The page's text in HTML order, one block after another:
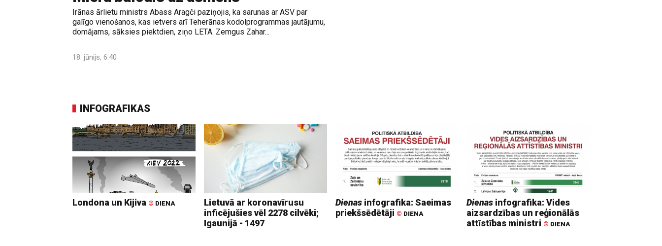
Irānas ārlietu ministrs Abass Aragči paziņojis, ka sarunas ar ASV par
galīgo vienošanos, kas ietvers arī Teherānas kodolprogrammas jautājumu,
domājams, sāksies piektdien, ziņo LETA. Zemgus Zahar...
18. jūnijs, 6:40
INFOGRAFIKAS
Londona un Kijiva © DIENA
Lietuvā ar koronavīrusu
inficējušies vēl 2278 cilvēki;
Igaunijā - 1497
Dienasinfografika: Saeimas
priekšsēdētāji © DIENA
Dienas infografika: Vides
aizsardzības un reģionālās
attīstības ministri © DIENA